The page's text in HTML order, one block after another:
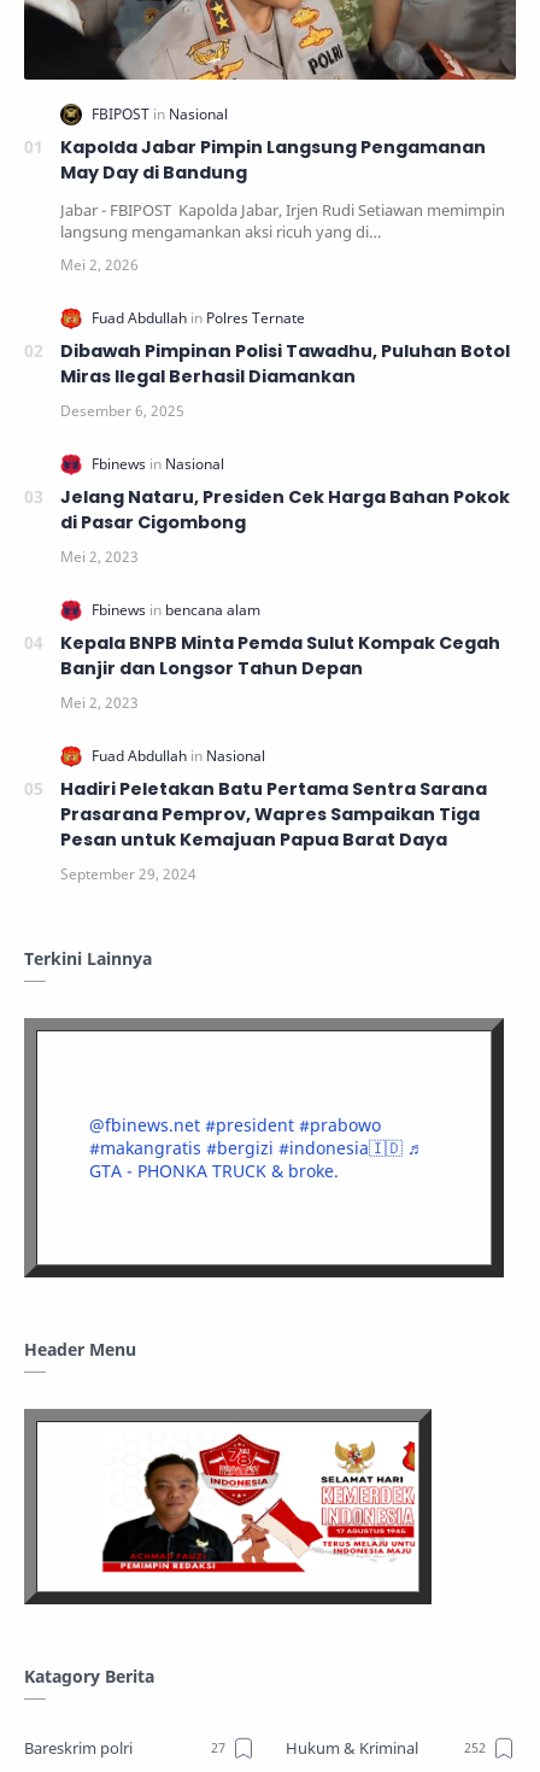
Kapolda Jabar Pimpin Langsung Pengamanan
May Day di Bandung
Jabar - FBIPOST Kapolda Jabar, Irjen Rudi Setiawan memimpin
langsung mengamankan aksi ricuh yang di…
Dibawah Pimpinan Polisi Tawadhu, Puluhan Botol
Miras Ilegal Berhasil Diamankan
Jelang Nataru, Presiden Cek Harga Bahan Pokok
di Pasar Cigombong
Kepala BNPB Minta Pemda Sulut Kompak Cegah
Banjir dan Longsor Tahun Depan
Hadiri Peletakan Batu Pertama Sentra Sarana
Prasarana Pemprov, Wapres Sampaikan Tiga
Pesan untuk Kemajuan Papua Barat Daya
Terkini Lainnya
@fbinews.net #president #prabowo
#makangratis #bergizi #indonesia🇮🇩 ♬
GTA - PHONKA TRUCK & broke.
Header Menu
Katagory Berita
Bareskrim polri Hukum & Kriminal